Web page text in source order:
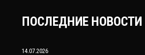
ПОСЛЕДНИЕ НОВОСТИ
14.07.2026